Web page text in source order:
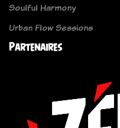
Soulful Harmony
Urban Flow Sessions
Partenaires